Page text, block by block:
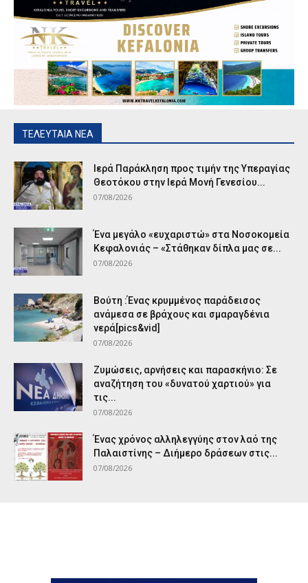
ΤΕΛΕΥΤΑΙΑ ΝΕΑ
Ιερά Παράκληση προς τιμήν της Υπεραγίας
Θεοτόκου στην Ιερά Μονή Γενεσίου...
07/08/2026
Ένα μεγάλο «ευχαριστώ» στα Νοσοκομεία
Κεφαλονιάς – «Στάθηκαν δίπλα μας σε...
07/08/2026
Βούτη :Ένας κρυμμένος παράδεισος
ανάμεσα σε βράχους και σμαραγδένια
νερά[pics&vid]
07/08/2026
Ζυμώσεις, αρνήσεις και παρασκήνιο: Σε
αναζήτηση του «δυνατού χαρτιού» για
τις...
07/08/2026
Ένας χρόνος αλληλεγγύης στον λαό της
Παλαιστίνης – Διήμερο δράσεων στις...
07/08/2026